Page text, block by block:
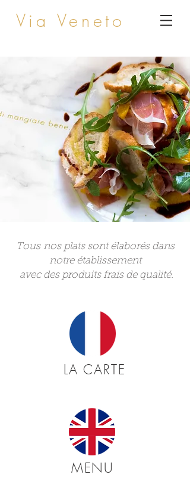
Via Veneto
Tous nos plats sont élaborés dans
notre établissement
avec des produits frais de qualité.
LA CARTE
MENU